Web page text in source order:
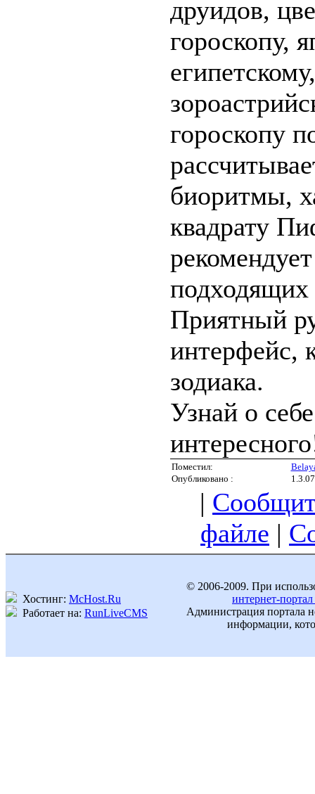
друидов,
гороскопу,
гороскопу
биоритмы,
квадрату
Приятный
интерфейс,
зодиака.
Узнай о
Поместил:
Опубликовано :
1.3.07
|
файле |
Хостинг: McHost.Ru
Работает на: RunLiveCMS
© 2006-2009. При
интернет-
Администрация портала
информации,